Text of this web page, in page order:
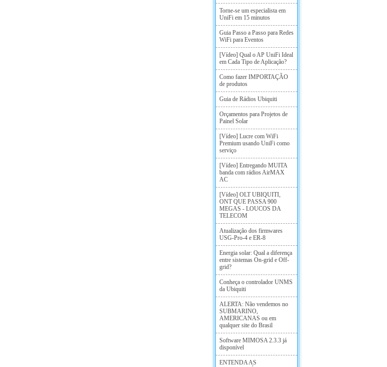
Torne-se um especialista em
UniFi em 15 minutos
Guia Passo a Passo para Redes
WiFi para Eventos
[Vídeo] Qual o AP UniFi Ideal
em Cada Tipo de Aplicação?
Como fazer IMPORTAÇÃO
de produtos
Guia de Rádios Ubiquiti
Orçamentos para Projetos de
Painel Solar
[Vídeo] Lucre com WiFi
Premium usando UniFi como
serviço
[Vídeo] Entregando MUITA
banda com rádios AirMAX
AC
[Vídeo] OLT UBIQUITI,
ONT QUE PASSA 900
MEGAS - LOUCOS DA
TELECOM
Atualização dos firmwares
USG-Pro-4 e ER-8
Energia solar: Qual a diferença
entre sistemas On-grid e Off-
grid?
Conheça o controlador UNMS
da Ubiquiti
ALERTA: Não vendemos no
SUBMARINO,
AMERICANAS ou em
qualquer site do Brasil
Software MIMOSA 2.3.3 já
disponível
ENTENDA AS